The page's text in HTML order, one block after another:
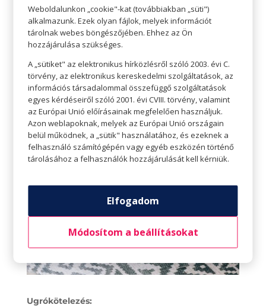
semmiképpen nem mehet a boka elé a
mozdulat alatt. Előrelépünk, hátsó láb
térde majdnem érinti a földet, majd
visszazárunk. Remek gyakorlat a farizmok
erősítésére.
Ugrókötelezés:
Weboldalunkon „cookie"-kat (továbbiakban „süti")
alkalmazunk. Ezek olyan fájlok, melyek információt
tárolnak webes böngészőjében. Ehhez az Ön
hozzájárulása szükséges.
A „sütiket" az elektronikus hírközlésről szóló 2003. évi C.
törvény, az elektronikus kereskedelmi szolgáltatások, az
információs társadalommal összefüggő szolgáltatások
egyes kérdéseiről szóló 2001. évi CVIII. törvény, valamint
az Európai Unió előírásainak megfelelően használjuk.
Azon weblapoknak, melyek az Európai Unió országain
belül működnek, a „sütik" használatához, és ezeknek a
felhasználó számítógépén vagy egyéb eszközén történő
tárolásához a felhasználók hozzájárulását kell kérniük.
Elfogadom
Módosítom a beállításokat